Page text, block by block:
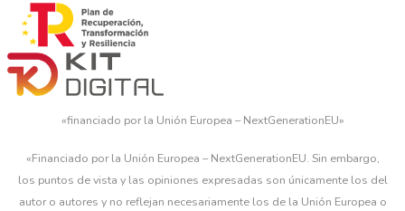
«financiado por la Unión Europea – NextGenerationEU»
«Financiado por la Unión Europea – NextGenerationEU. Sin embargo,
los puntos de vista y las opiniones expresadas son únicamente los del
autor o autores y no reflejan necesariamente los de la Unión Europea o